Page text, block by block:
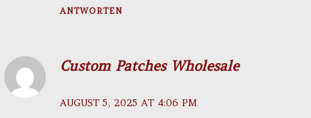
ANTWORTEN
Custom Patches Wholesale
AUGUST 5, 2025 AT 4:06 PM